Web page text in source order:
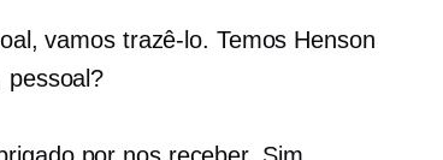
vamos trazê-lo. Temos Henson
pessoal?
por nos receber. Sim.